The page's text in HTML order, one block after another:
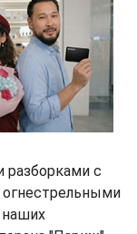
с
наших